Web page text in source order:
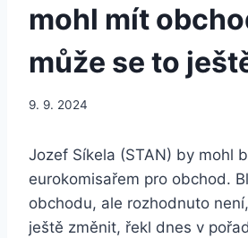
mohl mít
může se to
9. 9. 2024
Jozef Síkela (STAN) by mohl
eurokomisařem pro obchod.
obchodu, ale rozhodnuto
ještě změnit, řekl dnes v